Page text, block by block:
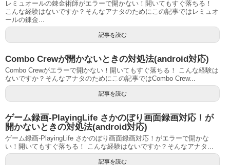
レミュオールの錬金術師がエラーで開かない！開いてもすぐ落ちる！
こんな経験はないですか？そんなアナタのためにこの記事ではレミュオ
ールの錬金...
記事を読む
Combo Crewが開かないときの対処法(android対応)
Combo Crewがエラーで開かない！開いてもすぐ落ちる！ こんな経験は
ないですか？そんなアナタのためにこの記事ではCombo Crew...
記事を読む
ゲーム録画-PlayingLife さかのぼり画面録画対応！が
開かないときの対処法(android対応)
ゲーム録画-PlayingLife さかのぼり画面録画対応！がエラーで開かな
い！開いてもすぐ落ちる！ こんな経験はないですか？そんなアナタ...
記事を読む